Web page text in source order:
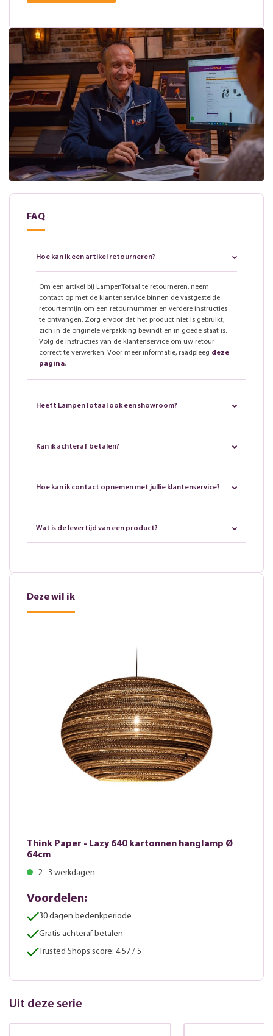
FAQ
Hoe kan ik een artikel retourneren?
Om een artikel bij LampenTotaal te retourneren, neem
contact op met de klantenservice binnen de vastgestelde
retourtermijn om een retournummer en verdere instructies
te ontvangen. Zorg ervoor dat het product niet is gebruikt,
zich in de originele verpakking bevindt en in goede staat is.
Volg de instructies van de klantenservice om uw retour
correct te verwerken. Voor meer informatie, raadpleeg deze
pagina.
Heeft LampenTotaal ook een showroom?
Kan ik achteraf betalen?
Hoe kan ik contact opnemen met jullie klantenservice?
Wat is de levertijd van een product?
Deze wil ik
Think Paper - Lazy 640 kartonnen hanglamp Ø
64cm
2 - 3 werkdagen
Voordelen:
30 dagen bedenkperiode
Gratis achteraf betalen
Trusted Shops score: 4.57 / 5
Uit deze serie